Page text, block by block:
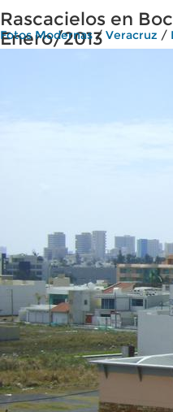
Rascacielos en
Enero/2013
Fotos Modernas/ Veracruz /